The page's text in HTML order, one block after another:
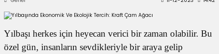
Yılbaşı herkes için heyecan verici bir zaman olabilir. Bu
özel gün, insanların sevdikleriyle bir araya gelip